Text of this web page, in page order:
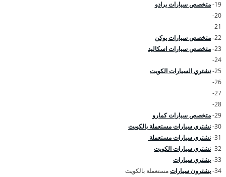
19- متخصص سيارات برادو
20-
21-
22- متخصص سيارات يوكن
23- متخصص سيارات اسكاليد
24-
25- نشتري السيارات الكويت
26-
27-
28-
29- متخصص سيارات كمارو
30- نشتري سيارات مستعملة بالكويت
31- نشتري سيارات مستعملة
32- نشتري سيارات الكويت
33- يشتري سيارات
34- يشترون سياراتمستعملة بالكويت